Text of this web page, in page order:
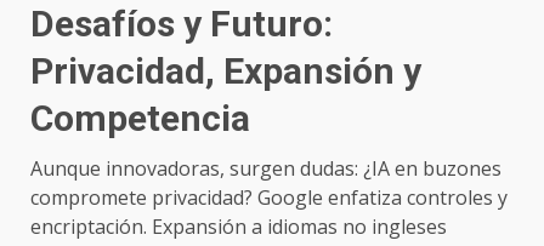
Desafíos y Futuro:
Privacidad, Expansión y
Competencia
Aunque innovadoras, surgen dudas: ¿IA en buzones
compromete privacidad? Google enfatiza controles y
encriptación. Expansión a idiomas no ingleses